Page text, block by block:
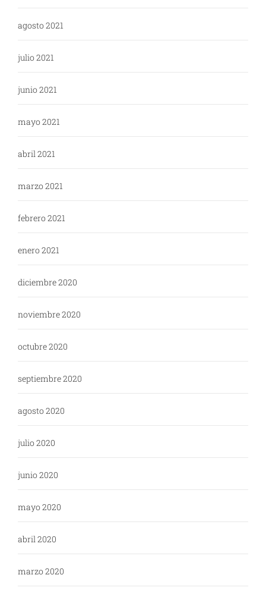
agosto 2021
julio 2021
junio 2021
mayo 2021
abril 2021
marzo 2021
febrero 2021
enero 2021
diciembre 2020
noviembre 2020
octubre 2020
septiembre 2020
agosto 2020
julio 2020
junio 2020
mayo 2020
abril 2020
marzo 2020